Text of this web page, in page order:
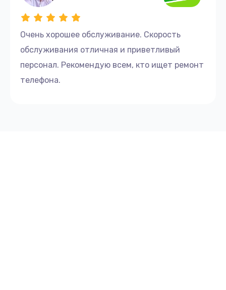
Очень хорошее обслуживание. Скорость
обслуживания отличная и приветливый
персонал. Рекомендую всем, кто ищет ремонт
телефона.